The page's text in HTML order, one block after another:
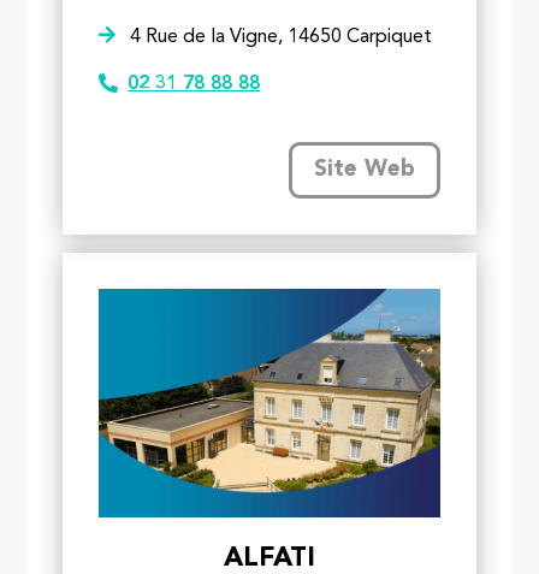
4 Rue de la Vigne, 14650 Carpiquet
02 31 78 88 88
Site Web
ALFATI